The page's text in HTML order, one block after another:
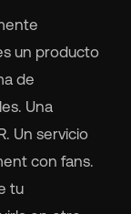
un producto
de
Una
Un servicio
con fans.
tu